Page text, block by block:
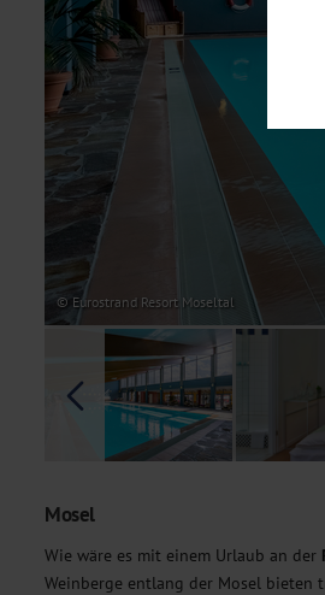
© Eurostrand Resort Moseltal
Mosel
Wie wäre es mit einem Urlaub an der
Weinberge entlang der Mosel bieten